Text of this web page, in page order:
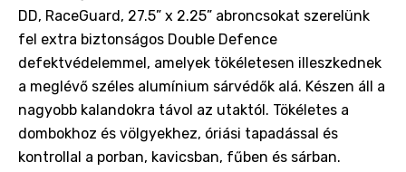
DD, RaceGuard, 27.5” x 2.25” abroncsokat szerelünk
fel extra biztonságos Double Defence
defektvédelemmel, amelyek tökéletesen illeszkednek
a meglévő széles alumínium sárvédők alá. Készen áll a
nagyobb kalandokra távol az utaktól. Tökéletes a
dombokhoz és völgyekhez, óriási tapadással és
kontrollal a porban, kavicsban, fűben és sárban.